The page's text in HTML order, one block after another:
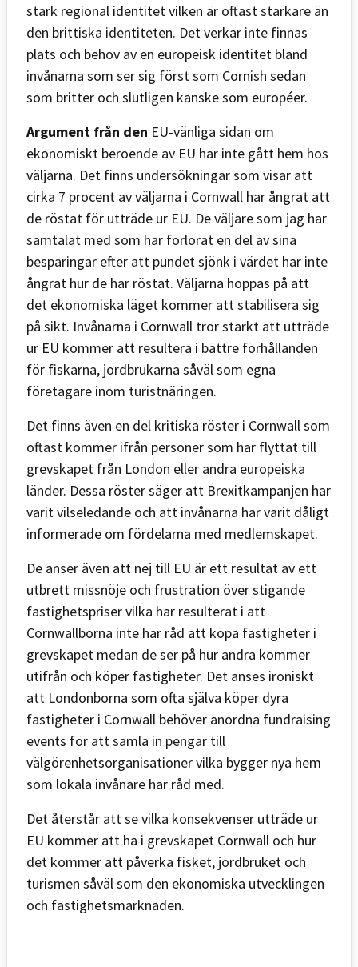
stark regional identitet vilken är oftast starkare än
den brittiska identiteten. Det verkar inte finnas
plats och behov av en europeisk identitet bland
invånarna som ser sig först som Cornish sedan
som britter och slutligen kanske som européer.
Argument från den EU-vänliga sidan om
ekonomiskt beroende av EU har inte gått hem hos
väljarna. Det finns undersökningar som visar att
cirka 7 procent av väljarna i Cornwall har ångrat att
de röstat för utträde ur EU. De väljare som jag har
samtalat med som har förlorat en del av sina
besparingar efter att pundet sjönk i värdet har inte
ångrat hur de har röstat. Väljarna hoppas på att
det ekonomiska läget kommer att stabilisera sig
på sikt. Invånarna i Cornwall tror starkt att utträde
ur EU kommer att resultera i bättre förhållanden
för fiskarna, jordbrukarna såväl som egna
företagare inom turistnäringen.
Det finns även en del kritiska röster i Cornwall som
oftast kommer ifrån personer som har flyttat till
grevskapet från London eller andra europeiska
länder. Dessa röster säger att Brexitkampanjen har
varit vilseledande och att invånarna har varit dåligt
informerade om fördelarna med medlemskapet.
De anser även att nej till EU är ett resultat av ett
utbrett missnöje och frustration över stigande
fastighetspriser vilka har resulterat i att
Cornwallborna inte har råd att köpa fastigheter i
grevskapet medan de ser på hur andra kommer
utifrån och köper fastigheter. Det anses ironiskt
att Londonborna som ofta själva köper dyra
fastigheter i Cornwall behöver anordna fundraising
events för att samla in pengar till
välgörenhetsorganisationer vilka bygger nya hem
som lokala invånare har råd med.
Det återstår att se vilka konsekvenser utträde ur
EU kommer att ha i grevskapet Cornwall och hur
det kommer att påverka fisket, jordbruket och
turismen såväl som den ekonomiska utvecklingen
och fastighetsmarknaden.